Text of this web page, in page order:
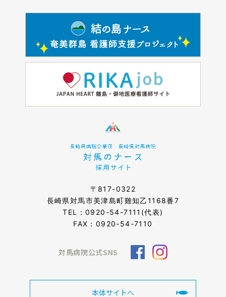
〒817-0322
長崎県対馬市美津島町雞知乙1168番7
TEL：0920-54-7111 (代表)
FAX：0920-54-7110
対馬病院公式SNS
本体サイトへ